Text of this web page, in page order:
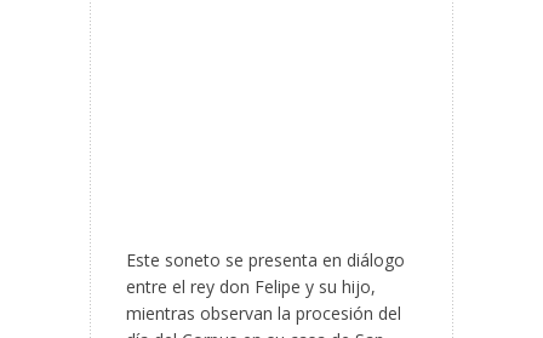
Este soneto se presenta en diálogo
entre el rey don Felipe y su hijo,
mientras observan la procesión del